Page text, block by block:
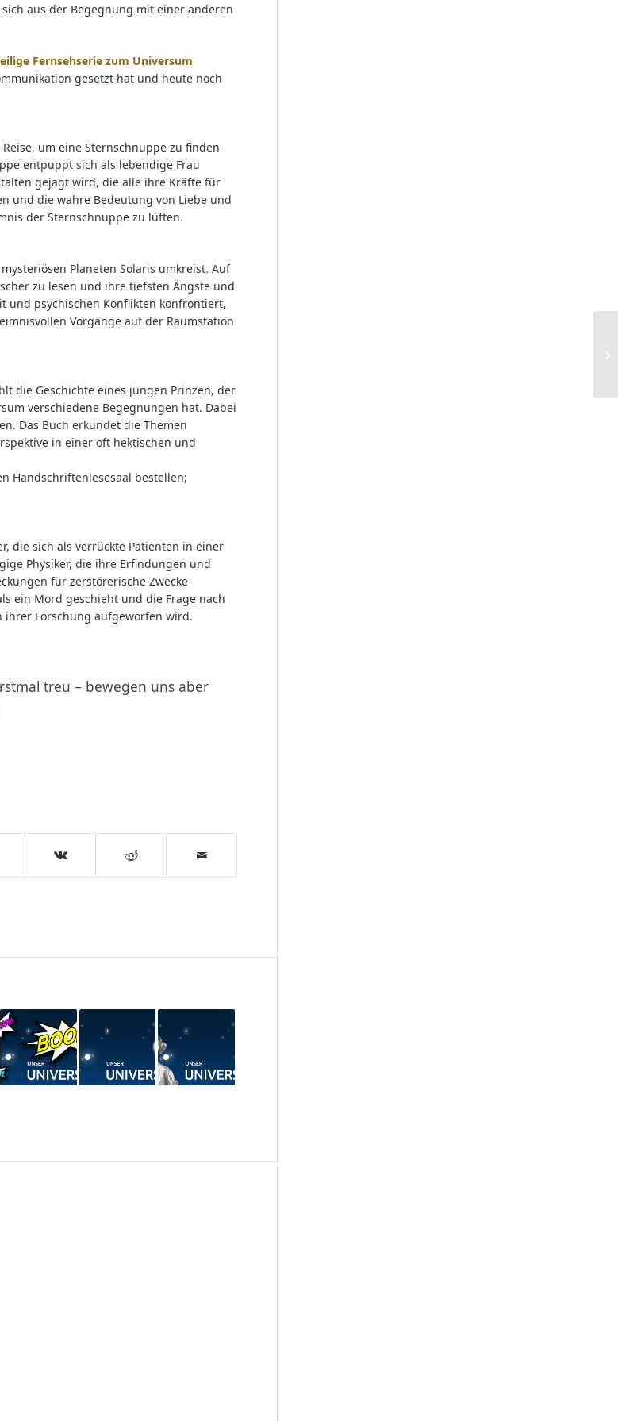
aus der Begegnung mit einer anderen
Fernsehserie zum Universum
gesetzt hat und heute noch
um eine Sternschnuppe zu finden
entpuppt sich als lebendige Frau
gejagt wird, die alle ihre Kräfte für
und die wahre Bedeutung von Liebe und
der Sternschnuppe zu lüften.
Planeten Solaris umkreist. Auf
zu lesen und ihre tiefsten Ängste und
und psychischen Konflikten konfrontiert,
Vorgänge auf der Raumstation
die Geschichte eines jungen Prinzen, der
verschiedene Begegnungen hat. Dabei
Das Buch erkundet die Themen
in einer oft hektischen und
Handschriftenlesesaal bestellen;
die sich als verrückte Patienten in einer
Physiker, die ihre Erfindungen und
für zerstörerische Zwecke
ein Mord geschieht und die Frage nach
ihrer Forschung aufgeworfen wird.
treu – bewegen uns aber